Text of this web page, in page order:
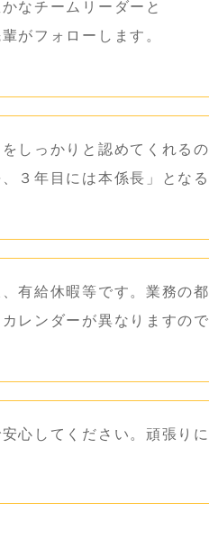
なチームリーダーと
がフォローします。
しっかりと認めてくれるの
３年目には本係長」となる
有給休暇等です。業務の都
レンダーが異なりますので
心してください。頑張りに